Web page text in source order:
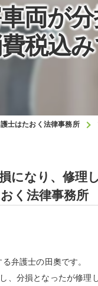
両が
税込
士はたおく法律事務所
になり、修理
く法律事務所
弁護士の田奧です。
分損となったが修理